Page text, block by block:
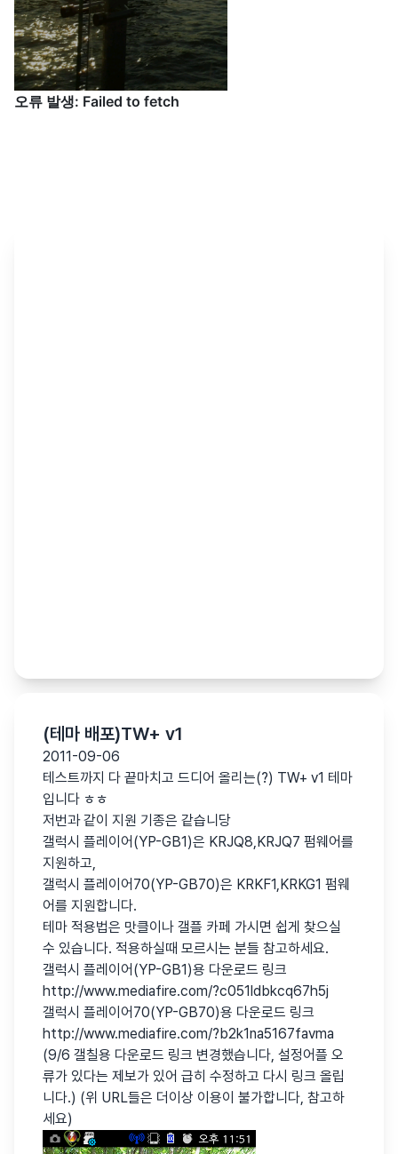
(테마 배포)TW+ v1
2011-09-06
테스트까지 다 끝마치고 드디어 올리는(?) TW+ v1 테마
입니다 ㅎㅎ
저번과 같이 지원 기종은 같습니당
갤럭시 플레이어(YP-GB1)은 KRJQ8,KRJQ7 펌웨어를
지원하고,
갤럭시 플레이어70(YP-GB70)은 KRKF1,KRKG1 펌웨
어를 지원합니다.
테마 적용법은 맛클이나 갤플 카페 가시면 쉽게 찾으실
수 있습니다. 적용하실때 모르시는 분들 참고하세요.
갤럭시 플레이어(YP-GB1)용 다운로드 링크
http://www.mediafire.com/?c051ldbkcq67h5j
갤럭시 플레이어70(YP-GB70)용 다운로드 링크
http://www.mediafire.com/?b2k1na5167favma
(9/6 갤칠용 다운로드 링크 변경했습니다, 설정어플 오
류가 있다는 제보가 있어 급히 수정하고 다시 링크 올립
니다.) (위 URL들은 더이상 이용이 불가합니다, 참고하
세요)